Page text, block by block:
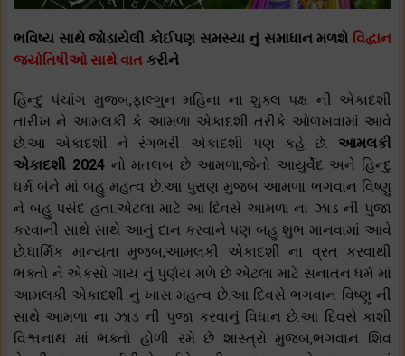
ભવિષ્ય સાથે જોડાયેલી કોઈપણ સમસ્યા નું સમાધાન મળશે વિદ્વાન
જ્યોતિષીઓ સાથે વાત કરીને
હિન્દુ પંચાંગ મુજબ,ફાલ્ગુન મહિના ના શુક્લ પક્ષ ની એકાદશી
તારીખ ને આમલકી કે આમળા એકાદશી તરીકે ઓળખવામાં આવે
છે.આ એકાદશી ને રંગભરી એકાદશી પણ કહે છે. આમલકી
એકાદશી 2024 નો મતલબ છે આમળા,જેનો આયુર્વેદ અને હિન્દુ
ધર્મ બંને માં બહુ મહત્વ છે.આ પુરાણ મુજબ આમળા ભગવાન વિષ્ણુ
ને બહુ પસંદ હતા.એટલા માટે આ દિવસે આમળા ના ઝાડ ની પુજા
કરવાની સાથે સાથે આનું દાન કરવાને પણ બહુ શુભ માનવામાં આવે
છે.ધાર્મિક માન્યતા મુજબ,આમલકી એકાદશી ના વ્રત કરવાથી
ભક્તો ને એકસો ગાય નું પુર્ણય મળે છે એટલા માટે સનાતન ધર્મ માં
આમલકી એકાદશી નું ખાસ મહત્વ છે.આ દિવસે ભગવાન વિષ્ણુ ની
સાથે આમળા ના ઝાડ ની પુજા કરવાનું વિધાન છે.આ દિવસે કાશી
વિશ્વનાથ માં ભક્તો હોળી રમે છે શાસ્ત્રો મુજબ,ભગવાન શિવ